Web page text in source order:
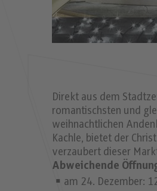
Direkt aus dem
romantischsten und
weihnachtlichen
Kachle, bietet der
verzaubert dieser
Abweichende
am 24. Dezember: